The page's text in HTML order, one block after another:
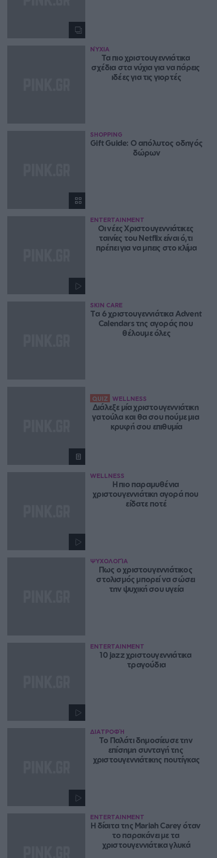
ΝΎΧΙΑ
Τα πιο χριστουγεννιάτικα
σχέδια στα νύχια για να πάρεις
ιδέες για τις γιορτές
SHOPPING
Gift Guide: O απόλυτος οδηγός
δώρων
ENTERTAINMENT
Οι νέες Χριστουγεννιάτικες
ταινίες του Netflix είναι ό,τι
πρέπει για να μπεις στο κλίμα
SKIN CARE
Tα 6 χριστουγεννιάτικα Advent
Calendars της αγοράς που
θέλουμε όλες
QUIZ WELLNESS
Διάλεξε μία χριστουγεννιάτικη
γατούλα και θα σου πούμε μια
κρυφή σου επιθυμία
WELLNESS
Η πιο παραμυθένια
χριστουγεννιάτικη αγορά που
είδατε ποτέ
ΨΥΧΟΛΟΓΊΑ
Πως ο χριστουγεννιάτικος
στολισμός μπορεί να σώσει
την ψυχική σου υγεία
ENTERTAINMENT
10 jazz χριστουγεννιάτικα
τραγούδια
ΔΙΑΤΡΟΦΉ
Το Παλάτι δημοσίευσε την
επίσημη συνταγή της
χριστουγεννιάτικης πουτίγκας
ENTERTAINMENT
Η δίαιτα της Mariah Carey όταν
το παρακάνει με τα
χριστουγεννιάτικα γλυκά